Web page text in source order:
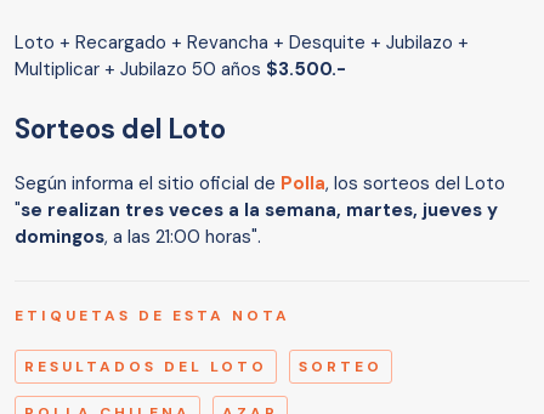
Loto + Recargado + Revancha + Desquite + Jubilazo +
Multiplicar + Jubilazo 50 años $3.500.-
Sorteos del Loto
Según informa el sitio oficial de Polla, los sorteos del Loto
"se realizan tres veces a la semana, martes, jueves y
domingos, a las 21:00 horas".
ETIQUETAS DE ESTA NOTA
RESULTADOS DEL LOTO SORTEO